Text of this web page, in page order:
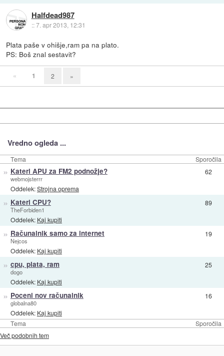
Halfdead987
::7. apr 2013, 12:31
Plata paše v ohišje,ram pa na plato.
PS: Boš znal sestavit?
« 1 2 »
Vredno ogleda ...
Tema Sporočila
Tema Sporočila
» Kateri APU za FM2 podnožje?
webmojsterrr
Oddelek:Strojna oprema
62
» Kateri CPU?
TheForbiden1
Oddelek: Kaj kupiti
89
» Računalnik samo za internet
Nejcos
Oddelek: Kaj kupiti
19
» cpu, plata, ram
dogo
Oddelek: Kaj kupiti
25
» Poceni nov računalnik
globalna80
Oddelek: Kaj kupiti
16
Več podobnih tem